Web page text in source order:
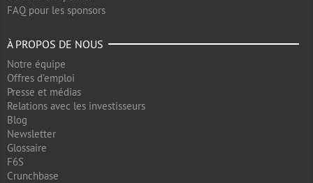
FAQ pour les sponsors
À PROPOS DE NOUS
Notre équipe
Offres d'emploi
Presse et médias
Relations avec les investisseurs
Blog
Newsletter
Glossaire
F6S
Crunchbase